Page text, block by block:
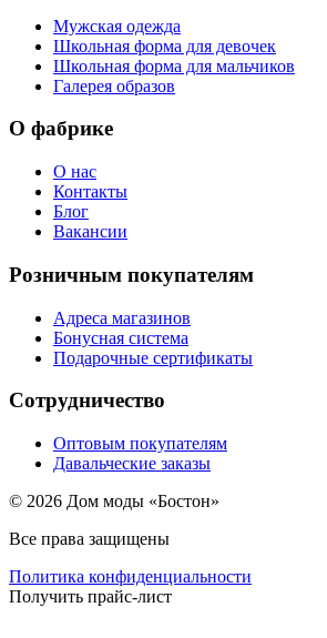
Мужская одежда
Школьная форма для девочек
Школьная форма для мальчиков
Галерея образов
О фабрике
О нас
Контакты
Блог
Вакансии
Розничным покупателям
Адреса магазинов
Бонусная система
Подарочные сертификаты
Сотрудничество
Оптовым покупателям
Давальческие заказы
© 2026 Дом моды «Бостон»
Все права защищены
Политика конфиденциальности
Получить прайс-лист